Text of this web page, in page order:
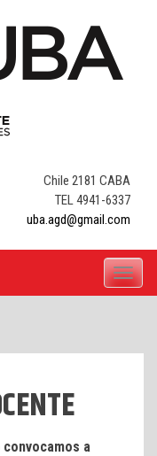
Chile 2181 CABA
TEL 4941-6337
uba.agd@gmail.com
Toggle
a